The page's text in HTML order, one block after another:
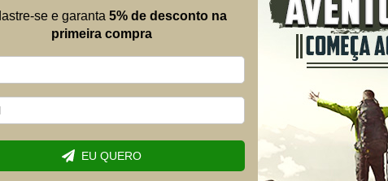
e tensionadores cor de laranja para melhorar a
bolso interno transparente para organização e fácil
máximo conforto e ventilação, varetas NAND-
flexibilidade e resistência.
Mais
Envie suas
Nome
E-mail
se e garanta 5% de desconto na
primeira compra
EU QUERO